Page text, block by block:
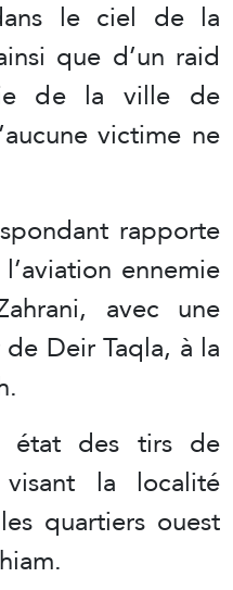
le ciel de la
que d’un raid
de la ville de
victime ne
rapporte
ennemie
avec une
Deir Taqla, à la
état des tirs de
visant la localité
quartiers ouest